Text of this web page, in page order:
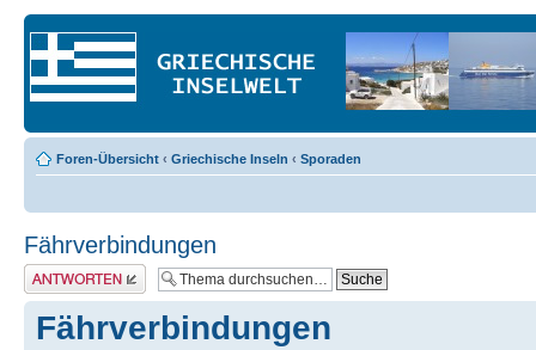
Foren-Übersicht ‹ Griechische Inseln ‹ Sporaden
Fährverbindungen
Antwort erstellen
Fährverbindungen